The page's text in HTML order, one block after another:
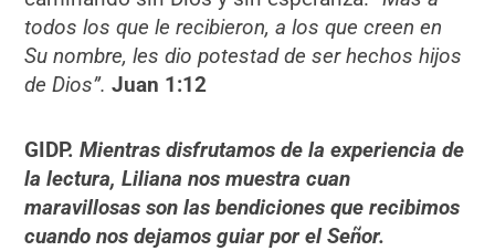
todos los que le recibieron, a los que creen en
Su nombre, les dio potestad de ser hechos hijos
de Dios”. Juan 1:12
GIDP.Mientras disfrutamos de la experiencia de
la lectura, Liliana nos muestra cuan
maravillosas son las bendiciones que recibimos
cuando nos dejamos guiar por el Señor.